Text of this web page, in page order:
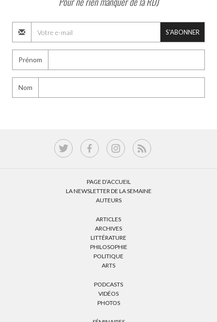
S'ABONNER
Prénom
Nom
PAGE D’ACCUEIL
LA NEWSLETTER DE LA SEMAINE
AUTEURS
ARTICLES
ARCHIVES
LITTÉRATURE
PHILOSOPHIE
POLITIQUE
ARTS
PODCASTS
VIDÉOS
PHOTOS